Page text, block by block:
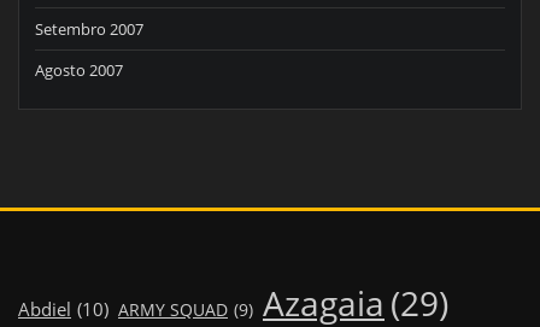
Setembro 2007
Agosto 2007
Abdiel (10) ARMY SQUAD (9) Azagaia (29)